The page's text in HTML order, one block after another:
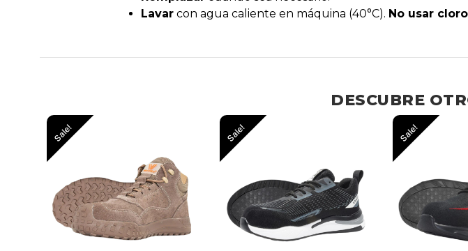
Lavar con agua caliente en máquina (40°C). No usar
DESCUBRE
Sale! Sale! Sale!